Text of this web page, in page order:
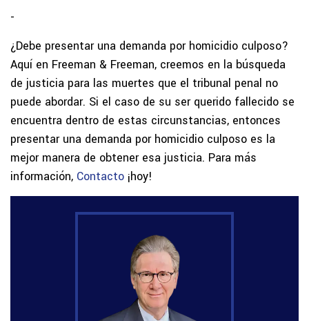
-
¿Debe presentar una demanda por homicidio culposo?
Aquí en Freeman & Freeman, creemos en la búsqueda
de justicia para las muertes que el tribunal penal no
puede abordar. Si el caso de su ser querido fallecido se
encuentra dentro de estas circunstancias, entonces
presentar una demanda por homicidio culposo es la
mejor manera de obtener esa justicia. Para más
información, Contacto ¡hoy!